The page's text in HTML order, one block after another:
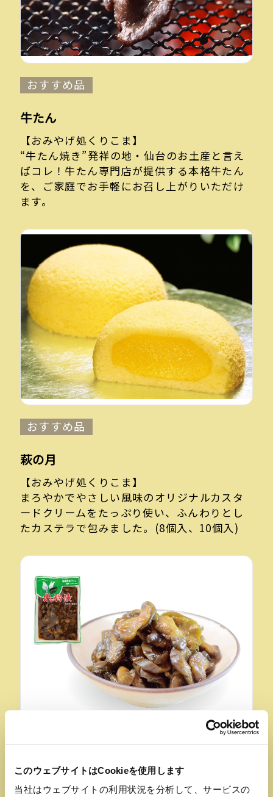
このウェブサイトはCookieを使用します
当社はウェブサイトの利用状況を分析して、サービスの
おすすめ品
牛たん
【おみやげ処くりこま】
“牛たん焼き”発祥の地・仙台のお土産と言え
ばコレ！牛たん専門店が提供する本格牛たん
を、ご家庭でお手軽にお召し上がりいただけ
ます。
おすすめ品
萩の月
【おみやげ処くりこま】
まろやかでやさしい風味のオリジナルカスタ
ードクリームをたっぷり使い、ふんわりとし
たカステラで包みました。(8個入、10個入)
栗駒漬け